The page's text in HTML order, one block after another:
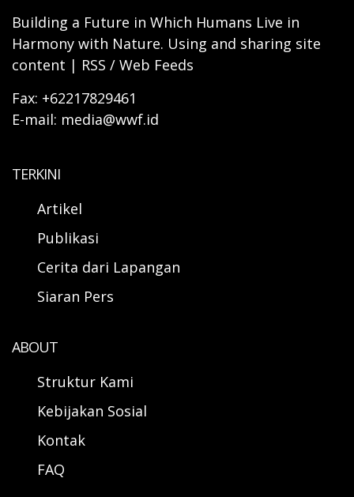
Building a Future in Which Humans Live in
Harmony with Nature. Using and sharing site
content | RSS / Web Feeds
Fax: +62217829461
E-mail: media@wwf.id
TERKINI
Artikel
Publikasi
Cerita dari Lapangan
Siaran Pers
ABOUT
Struktur Kami
Kebijakan Sosial
Kontak
FAQ